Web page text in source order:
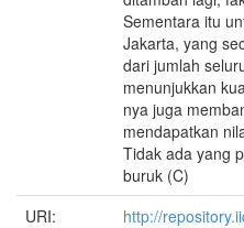
Sementara itu
Jakarta, yang
dari jumlah
menunjukkan
nya juga
mendapatkan
Tidak ada yang
buruk (C)
URI:
http://